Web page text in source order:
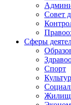
Совет
Сферы
Спорт